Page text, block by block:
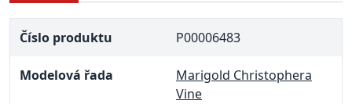
Číslo produktu P00006483
Modelová řada
Marigold Christophera
Vine